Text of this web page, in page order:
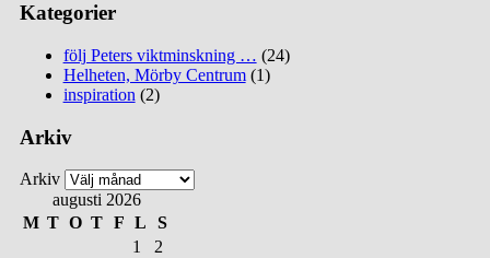
Kategorier
följ Peters viktminskning … (24)
Helheten, Mörby Centrum(1)
inspiration (2)
Arkiv
Arkiv
augusti 2026
M T O T F L S
1
2